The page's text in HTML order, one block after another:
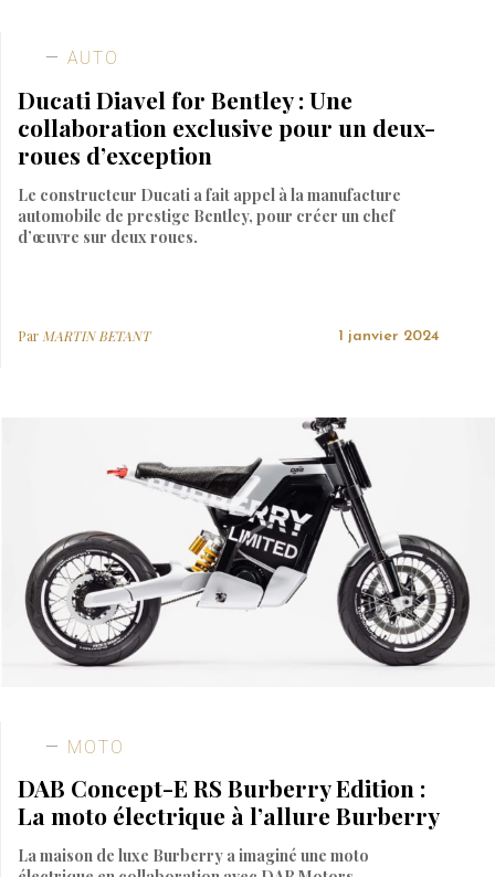
AUTO
Ducati Diavel for Bentley : Une
collaboration exclusive pour un deux-
roues d’exception
Le constructeur Ducati a fait appel à la manufacture
automobile de prestige Bentley, pour créer un chef
d’œuvre sur deux roues.
Par MARTIN BETANT 1 janvier 2024
MOTO
DAB Concept-E RS Burberry Edition :
La moto électrique à l’allure Burberry
La maison de luxe Burberry a imaginé une moto